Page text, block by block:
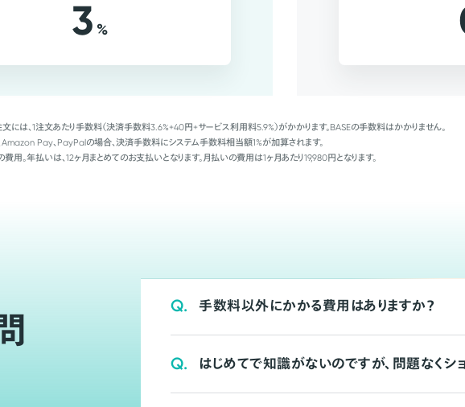
3 %
には、1注文あたり手数料（決済手数料3.6%+40円+サービス利用料5.9%）がかかります。BASEの手数料はかかりません。
Pay、PayPalの場合、決済手数料にシステム手数料相当額1%が加算されます。
用。年払いは、12ヶ月まとめてのお支払いとなります。月払いの費用は1ヶ月あたり19,980円となります。
Q. 手数料以外にかかる費用はありますか？
Q. はじめてで知識がないのですが、問題なくシ